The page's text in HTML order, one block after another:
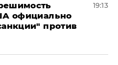
официально
против
19:13